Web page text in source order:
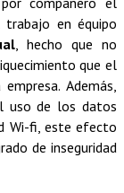
en équipo
, hecho que no
que el
Además,
uso de los datos
Wi-fi, este efecto
de inseguridad